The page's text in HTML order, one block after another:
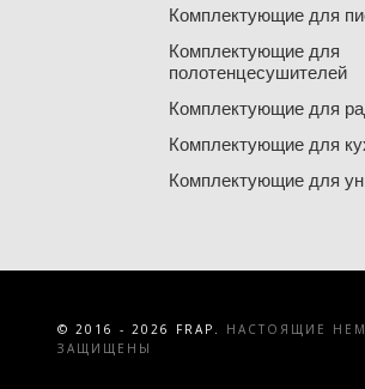
Комплектующие для
Комплектующие для
полотенцесушителей
Комплектующие для
Комплектующие для
Комплектующие для
© 2016 - 2026 FRAP.
НАСТОЯЩИЕ
ЗАЩИЩЕНЫ